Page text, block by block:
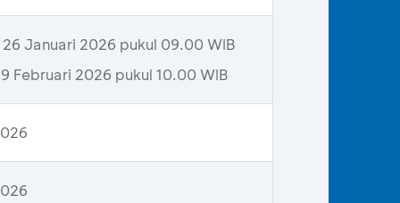
Januari 2026 pukul 09.00 WIB
Februari 2026 pukul 10.00 WIB